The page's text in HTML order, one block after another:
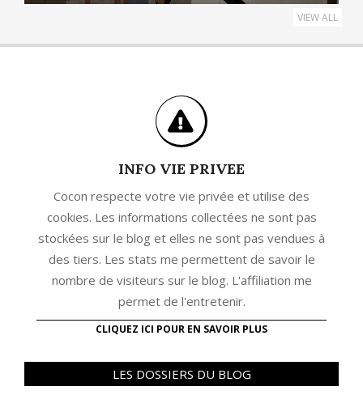
VIEW ALL
INFO VIE PRIVEE
Cocon respecte votre vie privée et utilise des
cookies. Les informations collectées ne sont pas
stockées sur le blog et elles ne sont pas vendues à
des tiers. Les stats me permettent de savoir le
nombre de visiteurs sur le blog. L'affiliation me
permet de l'entretenir.
CLIQUEZ ICI POUR EN SAVOIR PLUS
LES DOSSIERS DU BLOG